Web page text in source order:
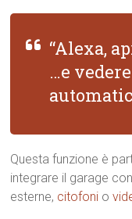
“Alexa,
…e
Questa funzione è
integrare il garage
esterne, citofoni o